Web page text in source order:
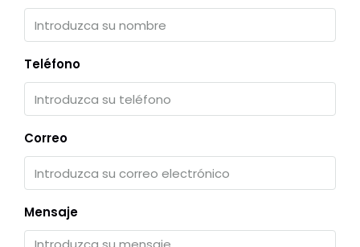
Teléfono
Correo
Mensaje